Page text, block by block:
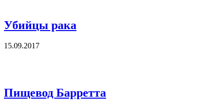
Убийцы рака
15.09.2017
Пищевод Барретта